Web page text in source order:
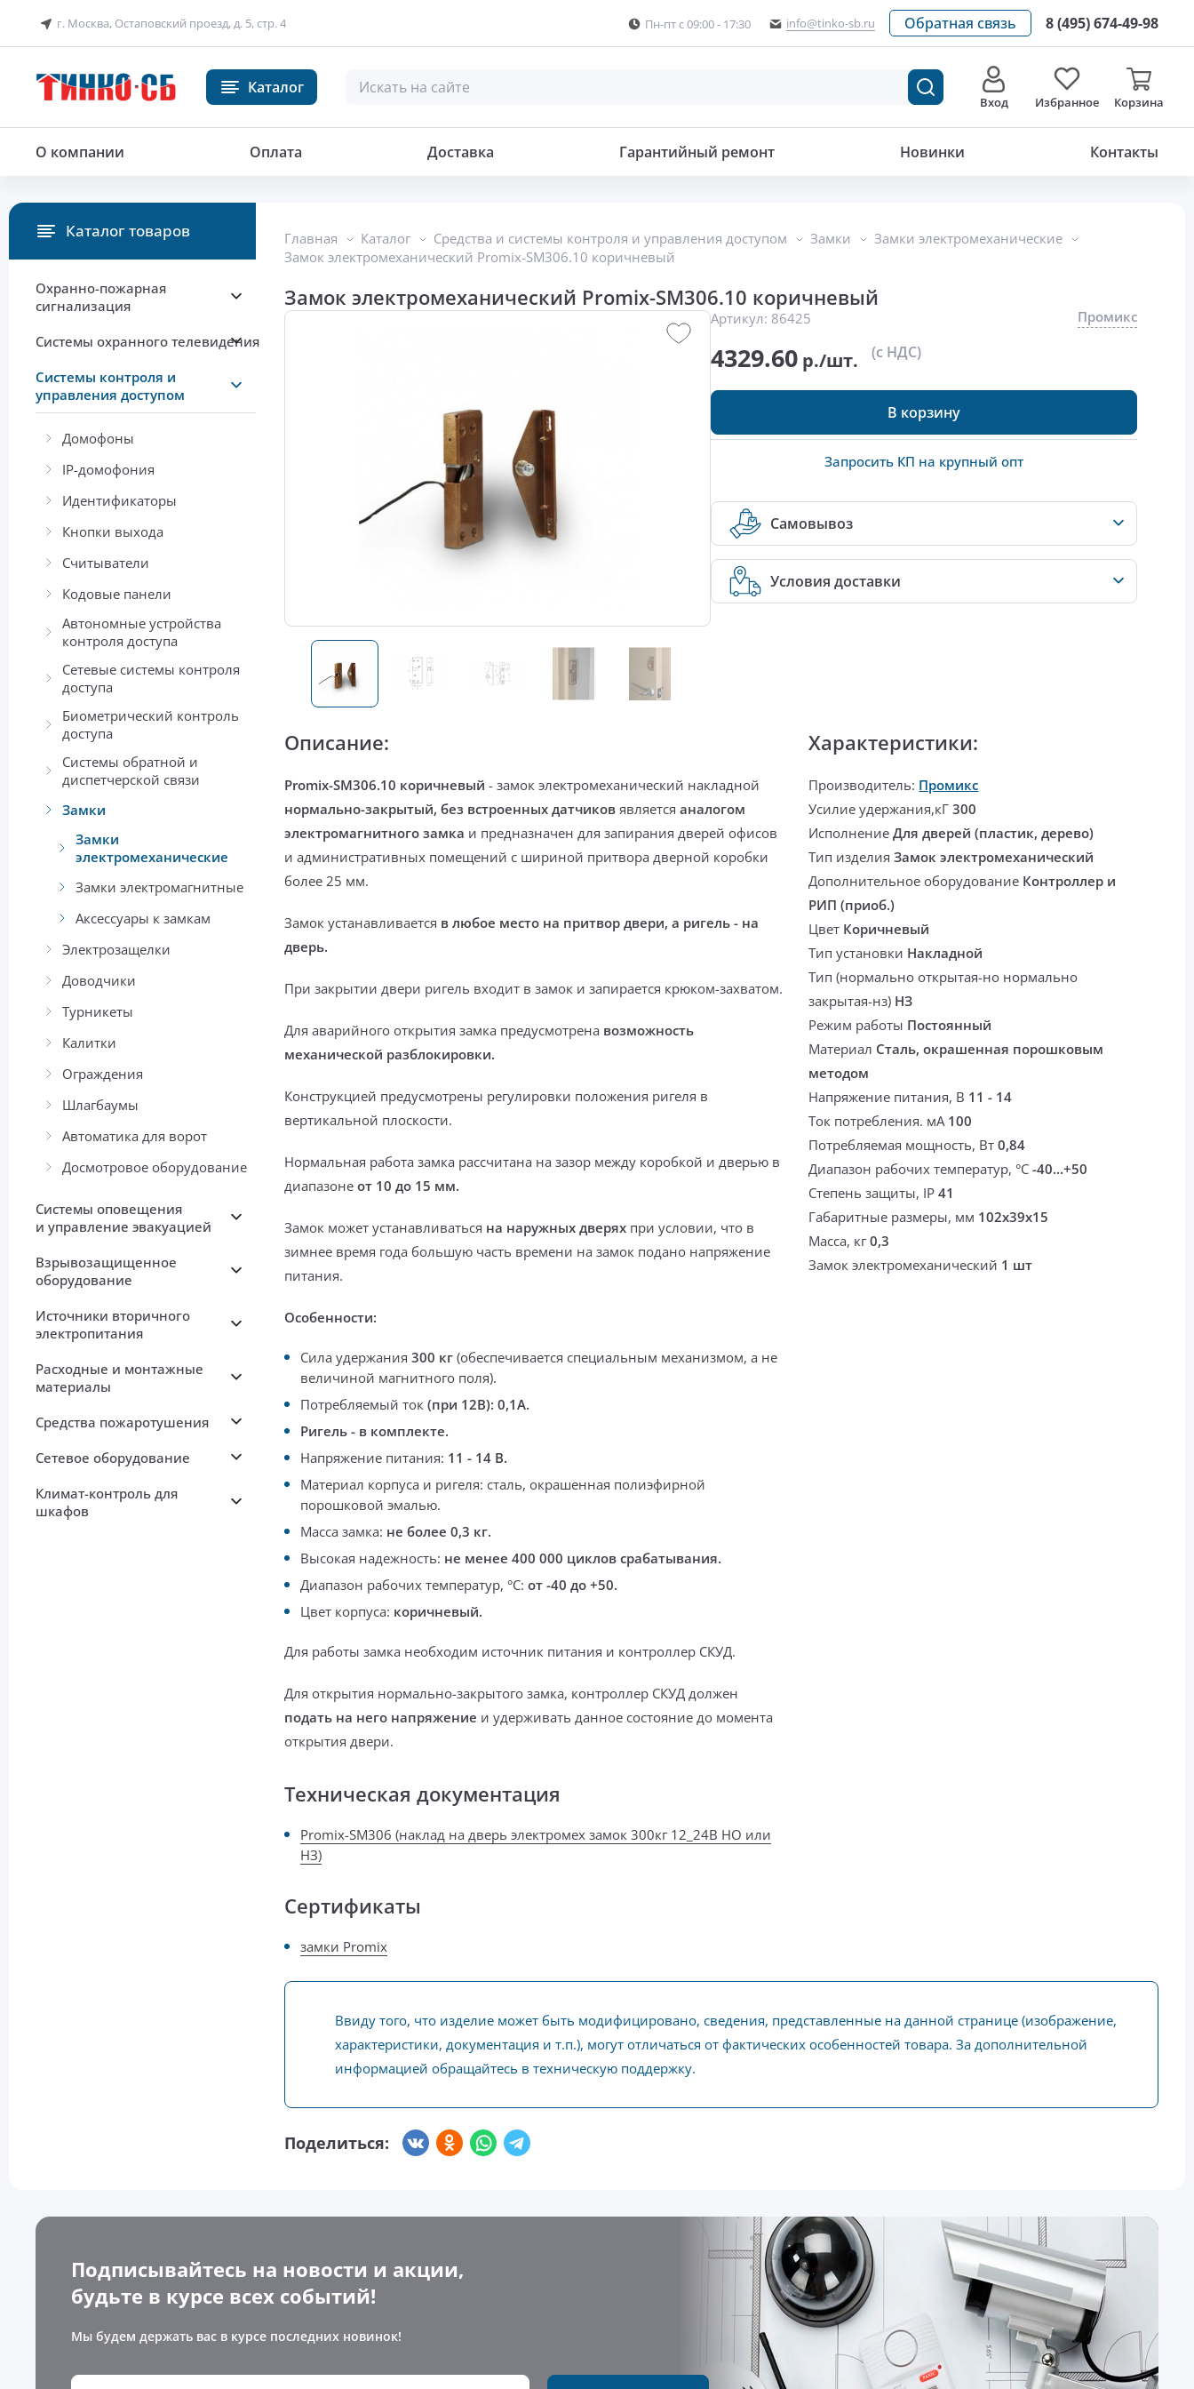
г. Москва, Остаповский проезд, д. 5, стр. 4 Пн-пт с 09:00 - 17:30 info@tinko-sb.ru Обратная связь 8 (495) 674-49-98
Каталог
Вход Избранное Корзина
О компании Оплата Доставка Гарантийный ремонт Новинки Контакты
Главная Каталог Средства и системы контроля и управления доступом Замки
Замки электромеханические
Замок электромеханический Promix-SM306.10 коричневый
Замок электромеханический Promix-SM306.10 коричневый
Артикул: 86425 Промикс
4329.60 р./шт. (с НДС)
В корзину
Запросить КП на крупный опт
Самовывоз
Условия доставки
Характеристики:
Производитель: Промикс
Усилие удержания,кГ300
ИсполнениеДля дверей (пластик, дерево)
Тип изделияЗамок электромеханический
Дополнительное оборудование Контроллер и
РИП (приоб.)
Цвет Коричневый
Тип установки Накладной
Тип (нормально открытая-но нормально
закрытая-нз) НЗ
Режим работы Постоянный
Материал Сталь, окрашенная порошковым
методом
Напряжение питания, В 11 - 14
Ток потребления. мА 100
Потребляемая мощность, Вт0,84
Диапазон рабочих температур, °С-40...+50
Степень защиты, IP41
Габаритные размеры, мм 102х39х15
Масса, кг0,3
Замок электромеханический 1 шт
Описание:
Promix-SM306.10 коричневый - замок электромеханический накладной
нормально-закрытый, без встроенных датчиков является аналогом
электромагнитного замка и предназначен для запирания дверей офисов
и административных помещений с шириной притвора дверной коробки
более 25 мм.
Замок устанавливается в любое место на притвор двери, а ригель - на
дверь.
При закрытии двери ригель входит в замок и запирается крюком-захватом.
Для аварийного открытия замка предусмотрена возможность
механической разблокировки.
Конструкцией предусмотрены регулировки положения ригеля в
вертикальной плоскости.
Нормальная работа замка рассчитана на зазор между коробкой и дверью в
диапазоне от 10 до 15 мм.
Замок может устанавливаться на наружных дверях при условии, что в
зимнее время года большую часть времени на замок подано напряжение
питания.
Особенности:
Сила удержания 300 кг (обеспечивается специальным механизмом, а не
величиной магнитного поля).
Потребляемый ток (при 12В): 0,1А.
Ригель - в комплекте.
Напряжение питания: 11 - 14 В.
Материал корпуса и ригеля: сталь, окрашенная полиэфирной
порошковой эмалью.
Масса замка: не более 0,3 кг.
Высокая надежность: не менее 400 000 циклов срабатывания.
Диапазон рабочих температур, °С: от -40 до +50.
Цвет корпуса: коричневый.
Для работы замка необходим источник питания и контроллер СКУД.
Для открытия нормально-закрытого замка, контроллер СКУД должен
подать на него напряжение и удерживать данное состояние до момента
открытия двери.
Техническая документация
Promix-SM306 (наклад на дверь электромех замок 300кг 12_24В НО или
НЗ)
Сертификаты
замки Promix
Ввиду того, что изделие может быть модифицировано, сведения, представленные на данной странице (изображение,
характеристики, документация и т.п.), могут отличаться от фактических особенностей товара. За дополнительной
информацией обращайтесь в техническую поддержку.
Поделиться:
Каталог товаров
Охранно-пожарная
сигнализация
Системы охранного телевидения
Системы контроля и
управления доступом
Домофоны
IP-домофония
Идентификаторы
Кнопки выхода
Считыватели
Кодовые панели
Автономные устройства
контроля доступа
Сетевые системы контроля
доступа
Биометрический контроль
доступа
Системы обратной и
диспетчерской связи
Замки
Замки
электромеханические
Замки электромагнитные
Аксессуары к замкам
Электрозащелки
Доводчики
Турникеты
Калитки
Ограждения
Шлагбаумы
Автоматика для ворот
Досмотровое оборудование
Системы оповещения
и управление эвакуацией
Взрывозащищенное
оборудование
Источники вторичного
электропитания
Расходные и монтажные
материалы
Средства пожаротушения
Сетевое оборудование
Климат-контроль для
шкафов
4 329.60р./шт.
Подписывайтесь на новости и акции,
будьте в курсе всех событий!
Мы будем держать вас в курсе последних новинок!